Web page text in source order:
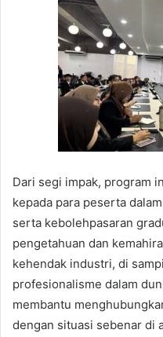
Dari segi impak, program
kepada para peserta
serta kebolehpasaran
pengetahuan dan
kehendak industri, di
profesionalisme dalam
membantu
dengan situasi sebenar di